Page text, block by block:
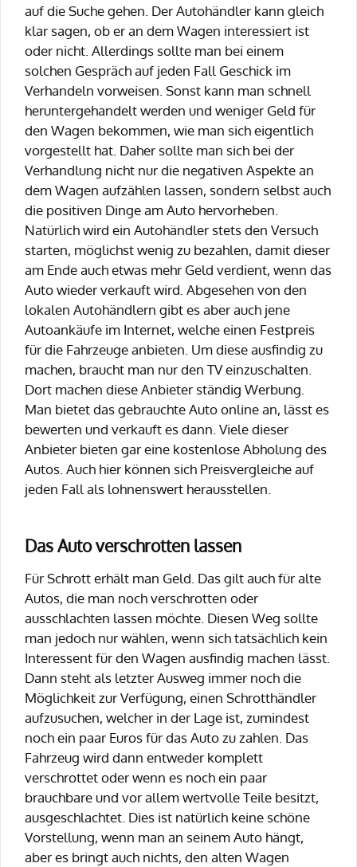
auf die Suche gehen. Der Autohändler kann gleich
klar sagen, ob er an dem Wagen interessiert ist
oder nicht. Allerdings sollte man bei einem
solchen Gespräch auf jeden Fall Geschick im
Verhandeln vorweisen. Sonst kann man schnell
heruntergehandelt werden und weniger Geld für
den Wagen bekommen, wie man sich eigentlich
vorgestellt hat. Daher sollte man sich bei der
Verhandlung nicht nur die negativen Aspekte an
dem Wagen aufzählen lassen, sondern selbst auch
die positiven Dinge am Auto hervorheben.
Natürlich wird ein Autohändler stets den Versuch
starten, möglichst wenig zu bezahlen, damit dieser
am Ende auch etwas mehr Geld verdient, wenn das
Auto wieder verkauft wird. Abgesehen von den
lokalen Autohändlern gibt es aber auch jene
Autoankäufe im Internet, welche einen Festpreis
für die Fahrzeuge anbieten. Um diese ausfindig zu
machen, braucht man nur den TV einzuschalten.
Dort machen diese Anbieter ständig Werbung.
Man bietet das gebrauchte Auto online an, lässt es
bewerten und verkauft es dann. Viele dieser
Anbieter bieten gar eine kostenlose Abholung des
Autos. Auch hier können sich Preisvergleiche auf
jeden Fall als lohnenswert herausstellen.
Das Auto verschrotten lassen
Für Schrott erhält man Geld. Das gilt auch für alte
Autos, die man noch verschrotten oder
ausschlachten lassen möchte. Diesen Weg sollte
man jedoch nur wählen, wenn sich tatsächlich kein
Interessent für den Wagen ausfindig machen lässt.
Dann steht als letzter Ausweg immer noch die
Möglichkeit zur Verfügung, einen Schrotthändler
aufzusuchen, welcher in der Lage ist, zumindest
noch ein paar Euros für das Auto zu zahlen. Das
Fahrzeug wird dann entweder komplett
verschrottet oder wenn es noch ein paar
brauchbare und vor allem wertvolle Teile besitzt,
ausgeschlachtet. Dies ist natürlich keine schöne
Vorstellung, wenn man an seinem Auto hängt,
aber es bringt auch nichts, den alten Wagen